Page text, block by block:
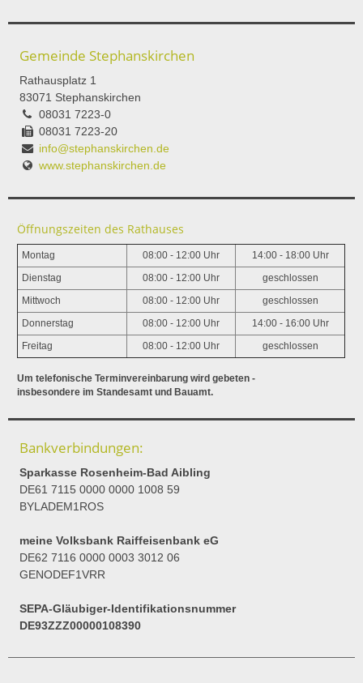
Gemeinde Stephanskirchen
Rathausplatz 1
83071 Stephanskirchen
08031 7223-0
08031 7223-20
info@stephanskirchen.de
www.stephanskirchen.de
Öffnungszeiten des Rathauses
Montag 08:00 - 12:00 Uhr 14:00 - 18:00 Uhr
Dienstag 08:00 - 12:00 Uhr geschlossen
Mittwoch 08:00 - 12:00 Uhr geschlossen
Donnerstag 08:00 - 12:00 Uhr 14:00 - 16:00 Uhr
Freitag 08:00 - 12:00 Uhr geschlossen
Um telefonische Terminvereinbarung wird gebeten -
insbesondere im Standesamt und Bauamt.
Bankverbindungen:
Sparkasse Rosenheim-Bad Aibling
DE61 7115 0000 0000 1008 59
BYLADEM1ROS
meine Volksbank Raiffeisenbank eG
DE62 7116 0000 0003 3012 06
GENODEF1VRR
SEPA-Gläubiger-Identifikationsnummer
DE93ZZZ00000108390